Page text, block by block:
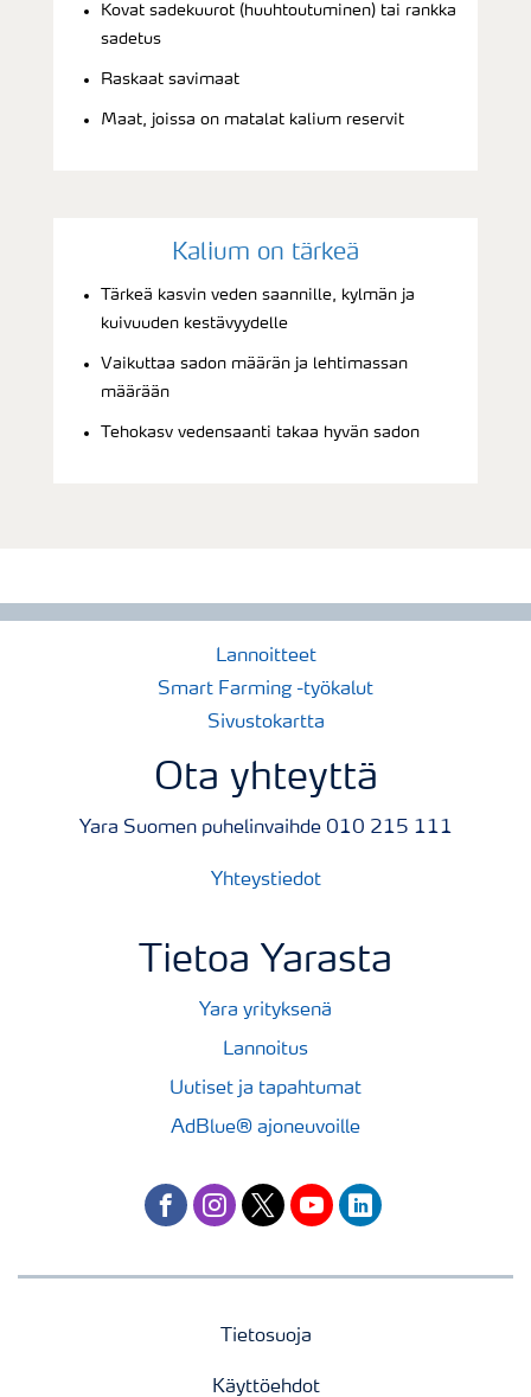
Kovat sadekuurot (huuhtoutuminen) tai rankka
sadetus
Raskaat savimaat
Maat, joissa on matalat kalium reservit
Kalium on tärkeä
Tärkeä kasvin veden saannille, kylmän ja
kuivuuden kestävyydelle
Vaikuttaa sadon määrän ja lehtimassan
määrään
Tehokasv vedensaanti takaa hyvän sadon
Lannoitteet
Smart Farming -työkalut
Sivustokartta
Ota yhteyttä
Yara Suomen puhelinvaihde 010 215 111
Yhteystiedot
Tietoa Yarasta
Yara yrityksenä
Lannoitus
Uutiset ja tapahtumat
AdBlue® ajoneuvoille
facebookinstagram
twitteryoutubelinkedin
Tietosuoja
Käyttöehdot